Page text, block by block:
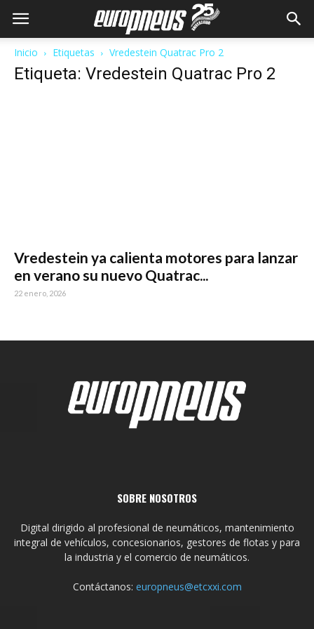
Inicio Etiquetas Vredestein Quatrac Pro 2
Etiqueta: Vredestein Quatrac Pro 2
Vredestein ya calienta motores para lanzar
en verano su nuevo Quatrac...
22 enero, 2026
SOBRE NOSOTROS
Digital dirigido al profesional de neumáticos, mantenimiento
integral de vehículos, concesionarios, gestores de flotas y para
la industria y el comercio de neumáticos.
Contáctanos: europneus@etcxxi.com